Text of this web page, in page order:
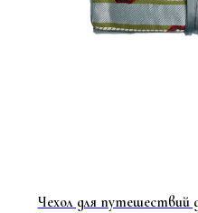
Чехол для путешествий